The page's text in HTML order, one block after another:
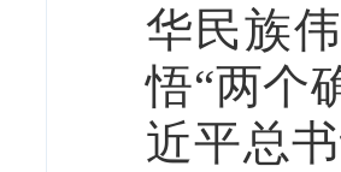
华民族
悟“两个
近平总